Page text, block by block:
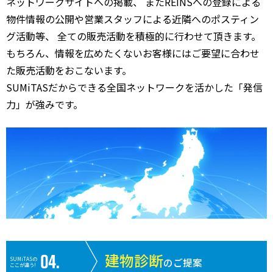
物件情報の公開や営業スタッフによる近隣へのポスティン
グ活動等、 全ての販売活動を積極的に行わせて頂きます。
もちろん、情報を広めたくないお客様にはご要望に合わせ
た販売活動をおこないます。
SUMiTASだからできる全国ネットワークを活かした「発信
力」が強みです。
SUMiTASの
ここが違う!
建物診断のご提案